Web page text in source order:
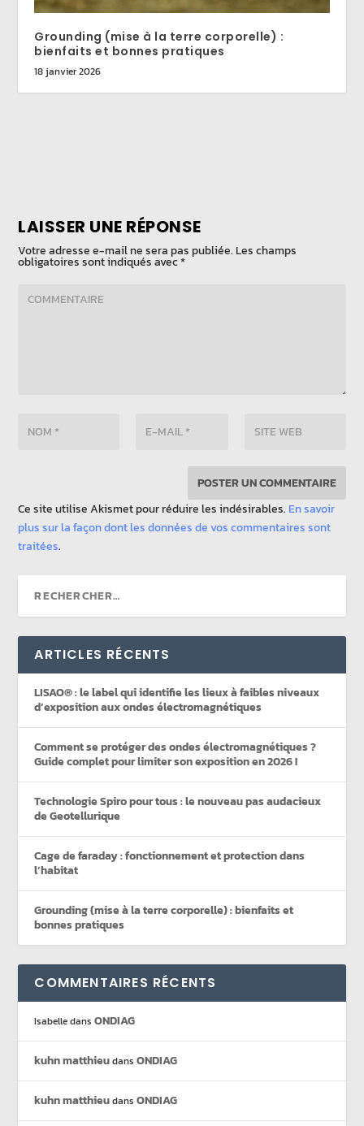
Grounding (mise à la terre corporelle) :
bienfaits et bonnes pratiques
18 janvier 2026
LAISSER UNE RÉPONSE
Votre adresse e-mail ne sera pas publiée. Les champs
obligatoires sont indiqués avec*
Ce site utilise Akismet pour réduire les indésirables. En savoir
plus sur la façon dont les données de vos commentaires sont
traitées.
ARTICLES RÉCENTS
LISAO® : le label qui identifie les lieux à faibles niveaux
d’exposition aux ondes électromagnétiques
Comment se protéger des ondes électromagnétiques ?
Guide complet pour limiter son exposition en 2026 !
Technologie Spiro pour tous : le nouveau pas audacieux
de Geotellurique
Cage de faraday : fonctionnement et protection dans
l’habitat
Grounding (mise à la terre corporelle) : bienfaits et
bonnes pratiques
COMMENTAIRES RÉCENTS
IsabelledansONDIAG
kuhn matthieudansONDIAG
kuhn matthieudansONDIAG